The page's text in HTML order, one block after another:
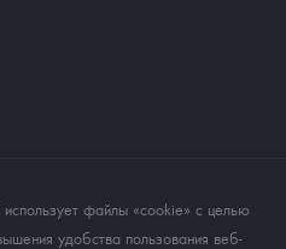
файлы «cookie» с целью
удобства пользования веб-